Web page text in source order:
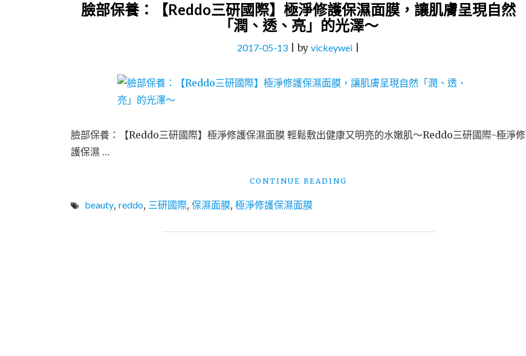
臉部保養：【Reddo三研國際】極淨修護保濕面膜，讓肌膚呈現自然
「潤、透、亮」的光澤～
2017-05-13 |by vickeywei
臉部保養：【Reddo三研國際】極淨修護保濕面膜 輕鬆敷出健康又明亮的水嫩肌～Reddo三研國際-極淨修
護保濕 …
CONTINUE READING
【REDDO
beauty, reddo, 三研國際, 保濕面膜, 極淨修護保濕面膜